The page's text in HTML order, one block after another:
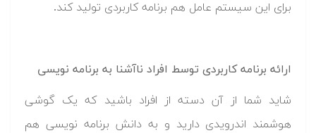
برای این سیستم عامل هم برنامه کاربردی تولید کند.
ارائه برنامه کاربردی توسط افراد ناآشنا به برنامه نویسی
شاید شما از آن دسته از افراد باشید که یک گوشی
هوشمند اندرویدی دارید و به دانش برنامه نویسی هم